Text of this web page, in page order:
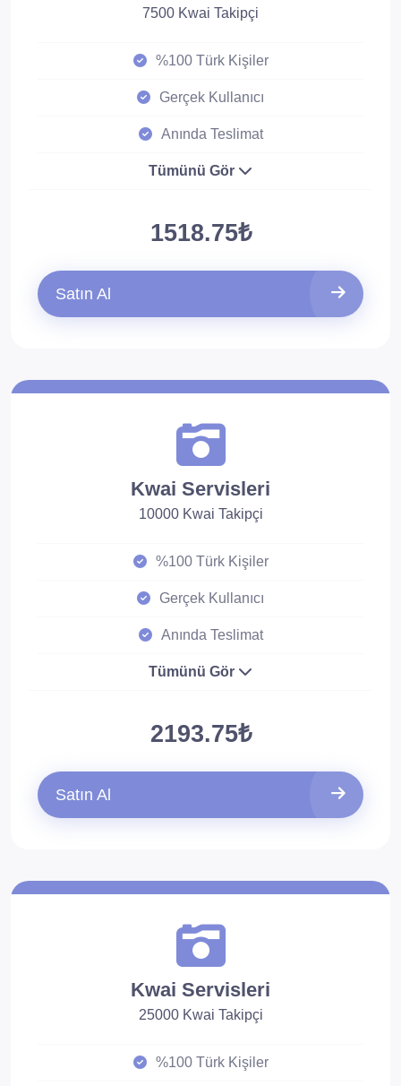
7500 Kwai Takipçi
%100 Türk Kişiler
Gerçek Kullanıcı
Anında Teslimat
Tümünü Gör
1518.75₺
Satın Al
Kwai Servisleri
10000 Kwai Takipçi
%100 Türk Kişiler
Gerçek Kullanıcı
Anında Teslimat
Tümünü Gör
2193.75₺
Satın Al
Kwai Servisleri
25000 Kwai Takipçi
%100 Türk Kişiler